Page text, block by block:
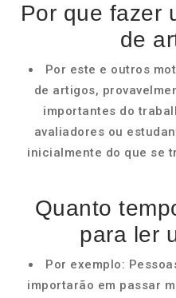
Por que fazer
de
Por este e outros
de artigos,
importantes do
avaliadores ou
inicialmente do que se
Quanto
para ler
Por exemplo:
importarão em passar